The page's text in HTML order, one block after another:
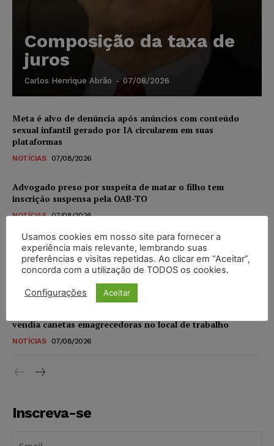
Composição da taxa de
juros
Carlos Henrique Abrão - 07/08/2026
Meta é alvo de denúncia após anúncios com conteúdo
sexual infantil gerado por IA circularem em suas
plataformas
NOTÍCIAS 07/08/2026
Advogado preso por suspeita de matar o filho tem
inscrição suspensa pela OAB-TO
NOTÍCIAS 07/08/2026
STF amplia isenção de IBS e CBS na compra de veículos
novos para pessoas com deficiência e autistas de todos os
níveis
07/08/2026
vendia canetas emagrecedoras no local de trabalho
NOTÍCIAS 07/08/2026
Inscreva-se
Usamos cookies em nosso site para fornecer a
experiência mais relevante, lembrando suas
preferências e visitas repetidas. Ao clicar em “Aceitar”,
concorda com a utilização de TODOS os cookies.
Configurações Aceitar